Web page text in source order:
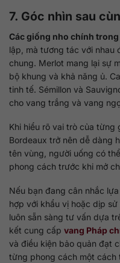
7. Góc nhìn sau
Các giống nho chính
lập, mà tương tác với nhau
chung. Merlot mang lại sự
bộ khung và khả năng ủ.
tinh tế. Sémillon và
cho vang trắng và vang
Khi hiểu rõ vai trò của từng
Bordeaux trở nên dễ dàng
tên vùng, người uống có
phong cách trước khi mở
Nếu bạn đang cân nhắc
hợp với khẩu vị hoặc dịp
luôn sẵn sàng tư vấn dựa
kết cung cấp vang Pháp
và điều kiện bảo quản đạt
từng phong cách một cách